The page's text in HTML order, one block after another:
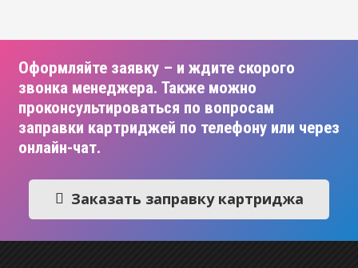
Оформляйте заявку – и ждите скорого
звонка менеджера. Также можно
проконсультироваться по вопросам
заправки картриджей по телефону или через
онлайн-чат.
Заказать заправку картриджа